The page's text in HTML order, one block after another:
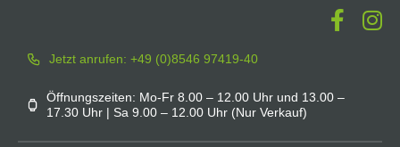
springenJetzt anrufen: +49 (0)8546 97419-40
Öffnungszeiten: Mo-Fr 8.00 – 12.00 Uhr und 13.00 –
17.30 Uhr | Sa 9.00 – 12.00 Uhr (Nur Verkauf)